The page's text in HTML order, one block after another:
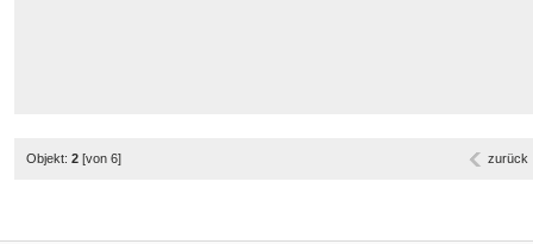
Objekt: 2 [von 6] zurück